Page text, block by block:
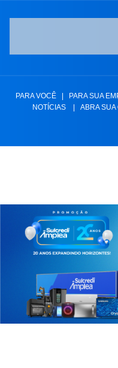
PARA VOCÊ PARA SUA
NOTÍCIAS
ABRA SUA